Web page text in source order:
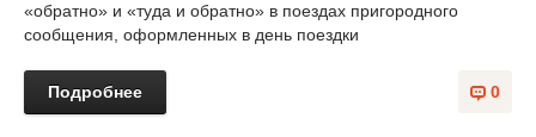
«обратно» и «туда и обратно» в поездах пригородного
сообщения, оформленных в день поездки
0
Подробнее